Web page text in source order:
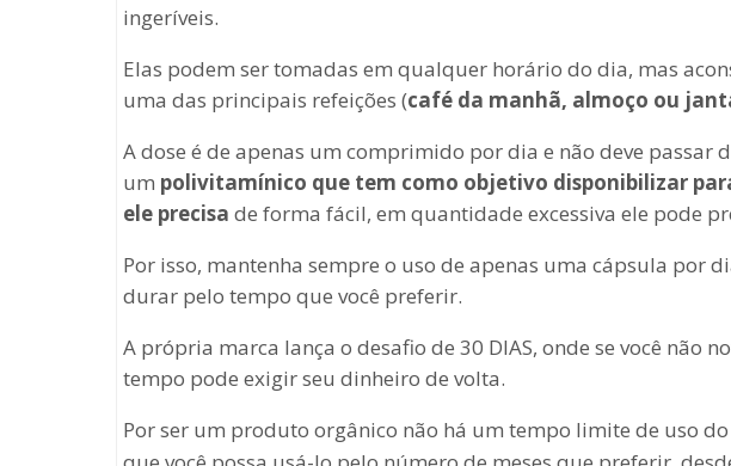
ingeríveis.
Elas podem ser tomadas em qualquer horário do dia, mas
uma das principais refeições (café da manhã, almoço ou
A dose é de apenas um comprimido por dia e não deve passar
um polivitamínico que tem como objetivo disponibilizar
ele precisa de forma fácil, em quantidade excessiva ele pode
Por isso, mantenha sempre o uso de apenas uma cápsula por
durar pelo tempo que você preferir.
A própria marca lança o desafio de 30 DIAS, onde se você não
tempo pode exigir seu dinheiro de volta.
Por ser um produto orgânico não há um tempo limite de uso do